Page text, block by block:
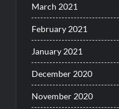
March 2021
February 2021
January 2021
December 2020
November 2020